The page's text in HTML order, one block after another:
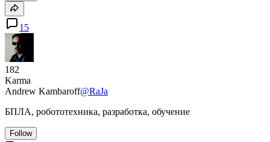
15
182
Karma
Andrew Kambaroff@RaJa
БПЛА, робототехника, разработка, обучение
Follow